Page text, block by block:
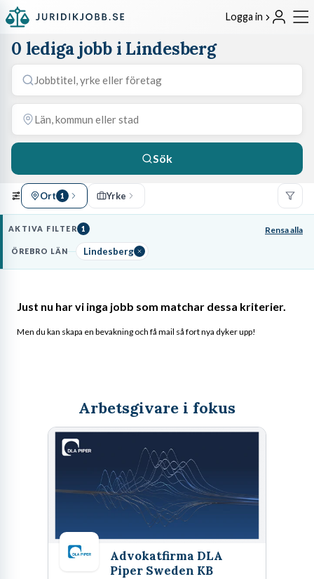
Logga in
0 lediga jobb i Lindesberg
Sök
Ort 1 Yrke
AKTIVA FILTER 1 Rensa alla
ÖREBRO LÄN Lindesberg
Just nu har vi inga jobb som matchar dessa kriterier.
Men du kan skapa en bevakning och få mail så fort nya dyker upp!
Arbetsgivare i fokus
Advokatfirma DLA
Piper Sweden KB